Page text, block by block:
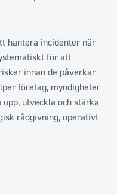
hantera incidenter när
för att
innan de påverkar
företag, myndigheter
utveckla och stärka
rådgivning, operativt